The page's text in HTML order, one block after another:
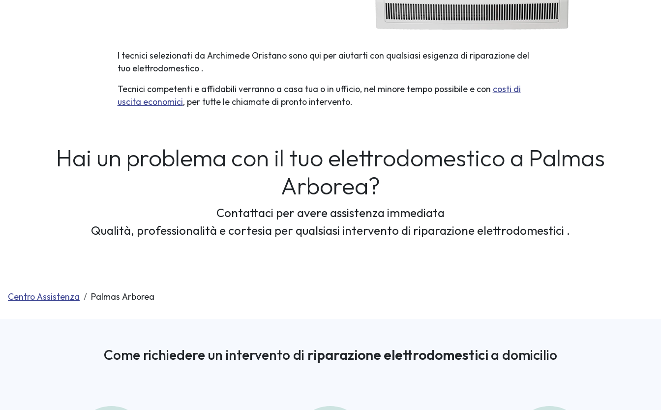
I tecnici selezionati da Archimede Oristano sono qui per aiutarti con qualsiasi esigenza di riparazione del
tuo elettrodomestico .
Tecnici competenti e affidabili verranno a casa tua o in ufficio, nel minore tempo possibile e con costi di
uscita economici, per tutte le chiamate di pronto intervento.
Hai un problema con il tuo elettrodomestico a Palmas
Arborea?
Contattaci per avere assistenza immediata
Qualità, professionalità e cortesia per qualsiasi intervento di riparazione elettrodomestici .
Centro Assistenza Palmas Arborea
Come richiedere un intervento di riparazione elettrodomestici a domicilio